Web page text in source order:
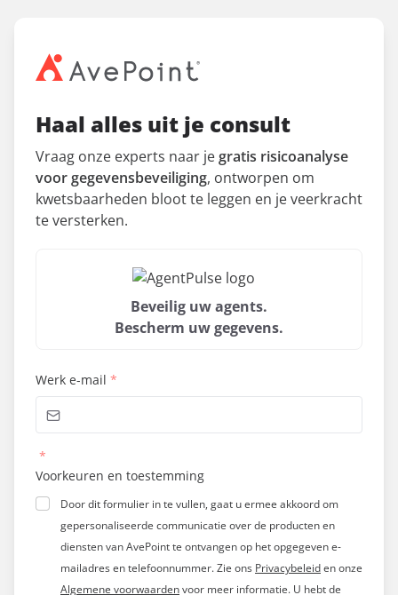
Haal alles uit je consult
Vraag onze experts naar jegratis risicoanalyse
voor gegevensbeveiliging, ontworpen om
kwetsbaarheden bloot te leggen en je veerkracht
te versterken.
Beveilig uw agents.
Bescherm uw gegevens.
*
Werk e-mail
*
Voorkeuren en toestemming
Door dit formulier in te vullen, gaat u ermee akkoord om
gepersonaliseerde communicatie over de producten en
diensten van AvePoint te ontvangen op het opgegeven e-
mailadres en telefoonnummer. Zie ons Privacybeleiden onze
Algemene voorwaardenvoor meer informatie. U hebt de